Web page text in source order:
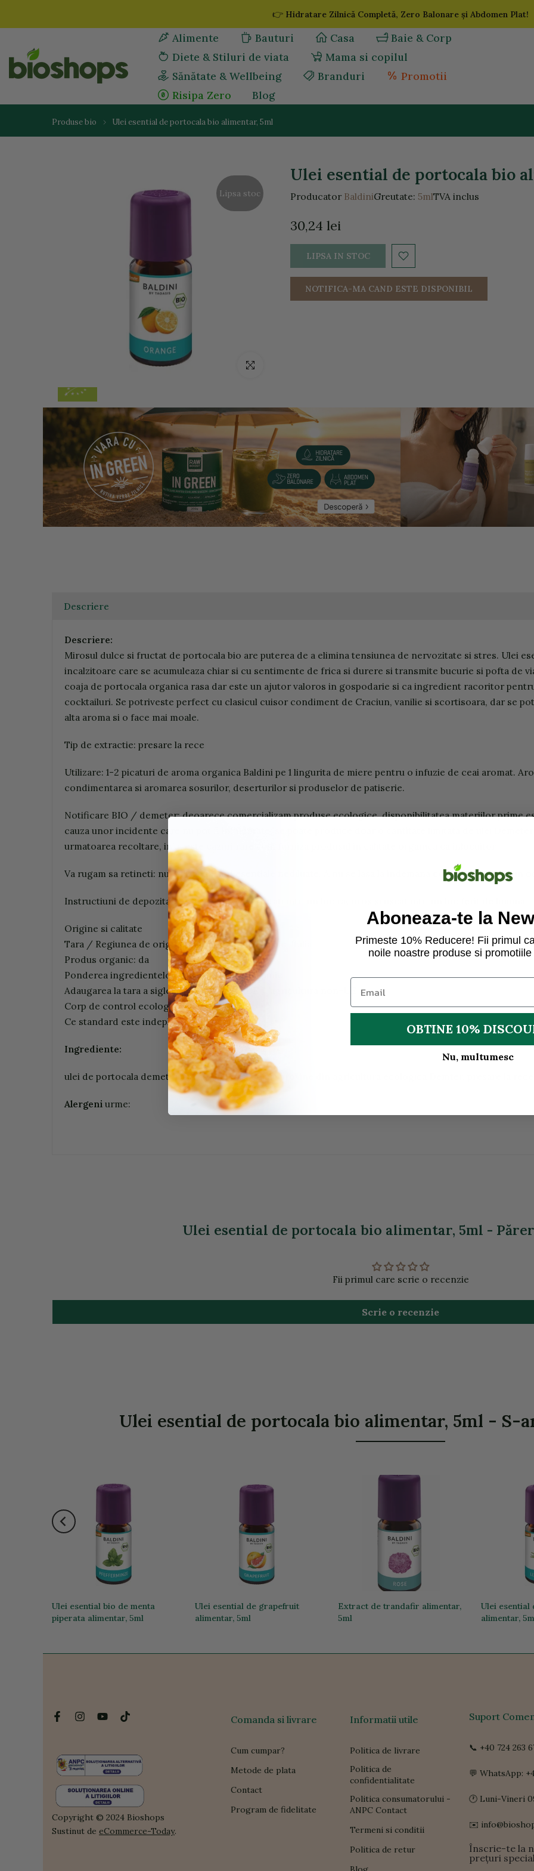
la
👉 Hidratare Zilnică Completă, Zero Balonare și Abdomen Plat!
Alimente Bauturi Casa
Baie & Corp
Diete & Stiluri de viata
Mama si copilul
Sănătate & Wellbeing
Branduri
Promotii
Risipa Zero
Blog
Produse bio Ulei esential de portocala bio alimentar, 5ml
Lipsa stoc
Click pentru a mari
Ulei esential de portocala bio
Producator BaldiniGreutate: 5mlTVA inclus
30,24 lei
LIPSA IN STOC
NOTIFICA-MA CAND ESTE DISPONIBIL
Descriere
Descriere:
Mirosul dulce si fructat de portocala bio are puterea de a elimina tensiunea de nervozitate si stres. Ulei
incalzitoare care se acumuleaza chiar si cu sentimente de frica si durere si transmite bucurie si pofta de
coaja de portocala organica rasa dar este un ajutor valoros in gospodarie si ca ingredient racoritor
cocktailuri. Se potriveste perfect cu clasicul cuisor condiment de Craciun, vanilie si scortisoara, dar se
alta aroma si o face mai moale.
Tip de extractie: presare la rece
Utilizare: 1-2 picaturi de aroma organica Baldini pe 1 lingurita de miere pentru o infuzie de ceai aromat.
condimentarea si aromarea sosurilor, deserturilor si produselor de patiserie.
Notificare BIO / demeter: deoarece comercializam produse ecologice, disponibilitatea materiilor prime
cauza unor incidente care nu pot fi influentate, se poate produce doar o cantitate limitata de ulei
urmatoarea recoltare, in aceste cazuri rare vom furniza produsul in calitate organica ca inlocuitor.
Va rugam sa retineti: nu utilizati uleiuri esentiale nediluate. A nu se lasa la indemana copiilor. Nu intrati in
Instructiuni de depozitare: va rugam sa depozitati intr-un loc racoros si uscat intr-un loc ferit de lumina.
Origine si calitate
Tara / Regiunea de origine Ingrediente principale: Italia
Produs organic: da
Ponderea ingredientelor organice: 100% organic
Adaugarea la tara a siglei UE: Agricultura UE / agricultura non-UE
Corp de control ecologic: DE-oKO-013
Ce standard este indeplinit: demeter
Ingrediente:
ulei de portocala demeter.Citrus sinensis, coaja, provine din agricultura ecologica Demter, presare la rece.
Alergeni urme:
Ulei esential de portocala bio alimentar, 5ml -
Fii primul care scrie o recenzie
Scrie o recenzie
Ulei esential de portocala bio alimentar, 5ml - S-
Ulei esential bio de menta
piperata alimentar, 5ml
Ulei esential de grapefruit
alimentar, 5ml
Extract de trandafir alimentar,
5ml
Ulei esential
alimentar,
Copyright © 2024 Bioshops
Sustinut de eCommerce-Today.
Comanda si livrare
Cum cumpar?
Metode de plata
Contact
Program de fidelitate
Informatii utile
Politica de livrare
Politica de
confidentialitate
Politica consumatorului -
ANPC Contact
Termeni si conditii
Politica de retur
Suport
📞 +40 724 263
💬 WhatsApp:
🕐 Luni-Vineri
✉️
Înscrie-te la
prețuri
Aboneaza-te la
Primeste 10% Reducere! Fii primul
noile noastre produse si
OBTINE 10%
Nu, multumesc